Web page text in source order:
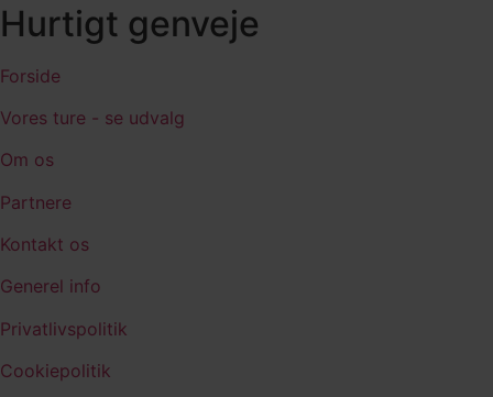
Hurtigt genveje
Forside
Vores ture - se udvalg
Om os
Partnere
Kontakt os
Generel info
Privatlivspolitik
Cookiepolitik